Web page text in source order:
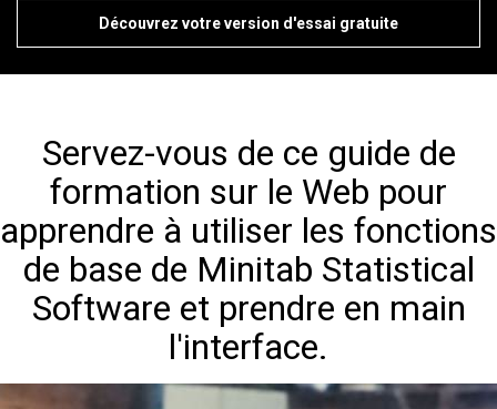
Découvrez votre version d'essai gratuite
Servez-vous de ce guide de
formation sur le Web pour
apprendre à utiliser les fonctions
de base de Minitab Statistical
Software et prendre en main
l'interface.